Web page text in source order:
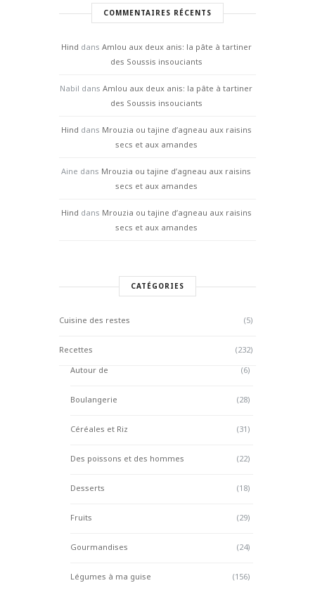
COMMENTAIRES RÉCENTS
Hind dans Amlou aux deux anis: la pâte à tartiner
des Soussis insouciants
Nabil dans Amlou aux deux anis: la pâte à tartiner
des Soussis insouciants
Hind dans Mrouzia ou tajine d’agneau aux raisins
secs et aux amandes
Aine dans Mrouzia ou tajine d’agneau aux raisins
secs et aux amandes
Hind dans Mrouzia ou tajine d’agneau aux raisins
secs et aux amandes
CATÉGORIES
Cuisine des restes (5)
Recettes
(232)
Autour de
(6)
Boulangerie (28)
Céréales et Riz (31)
Des poissons et des hommes (22)
Desserts (18)
Fruits (29)
Gourmandises (24)
Légumes à ma guise (156)